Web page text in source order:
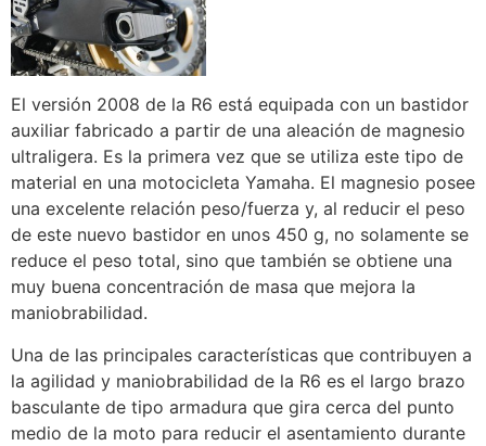
El versión 2008 de la R6 está equipada con un bastidor
auxiliar fabricado a partir de una aleación de magnesio
ultraligera. Es la primera vez que se utiliza este tipo de
material en una motocicleta Yamaha. El magnesio posee
una excelente relación peso/fuerza y, al reducir el peso
de este nuevo bastidor en unos 450 g, no solamente se
reduce el peso total, sino que también se obtiene una
muy buena concentración de masa que mejora la
maniobrabilidad.
Una de las principales características que contribuyen a
la agilidad y maniobrabilidad de la R6 es el largo brazo
basculante de tipo armadura que gira cerca del punto
medio de la moto para reducir el asentamiento durante